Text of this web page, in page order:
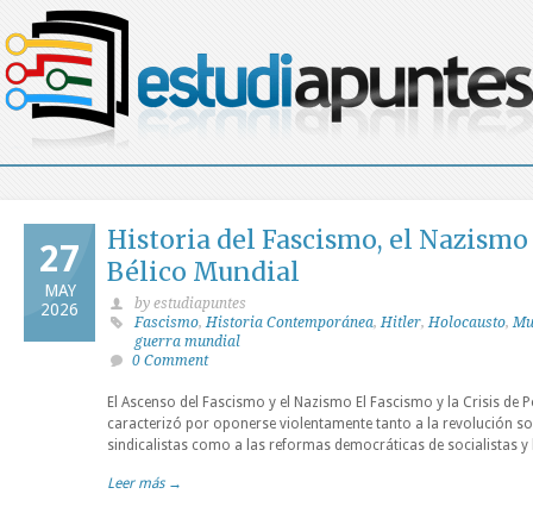
27
MAY
2026
Historia del Fascismo, el
Bélico Mundial
by estudiapuntes
Fascismo,Historia Contemporánea,Hitler,Holocausto,
guerra mundial
0 Comment
El Ascenso del Fascismo y el Nazismo El Fascismo y la Crisis de
caracterizó por oponerse violentamente tanto a la revolución
sindicalistas como a las reformas democráticas de socialistas y
Leer más →